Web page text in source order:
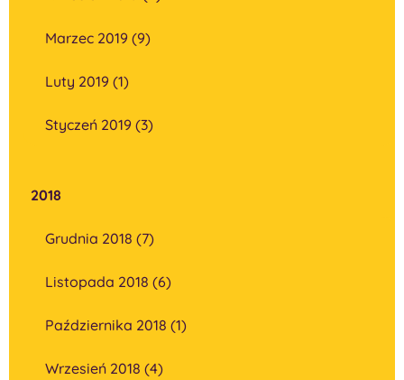
Marzec 2019 (9)
Luty 2019 (1)
Styczeń 2019 (3)
2018
Grudnia 2018 (7)
Listopada 2018 (6)
Października 2018 (1)
Wrzesień 2018 (4)